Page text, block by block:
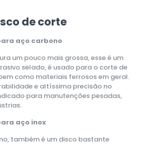
de corte
aço carbono
um pouco mais grossa, esse é um
selado, é usado para o corte de
como materiais ferrosos em geral.
e altíssima precisão no
para manutenções pesadas,
aço inox
também é um disco bastante